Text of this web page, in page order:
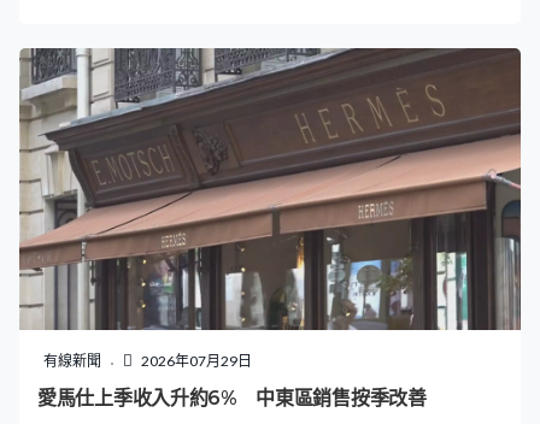
億，研究領域包括醫療、綠色科技與人工智能等。
有線新聞 2026年07月29日
愛馬仕上季收入升約6% 中東區銷售按季改善